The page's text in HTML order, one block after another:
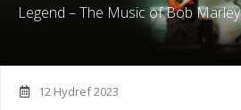
Legend – The Music of Bob Marley
12 Hydref 2023